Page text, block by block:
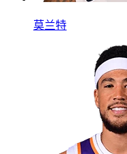
莫兰特